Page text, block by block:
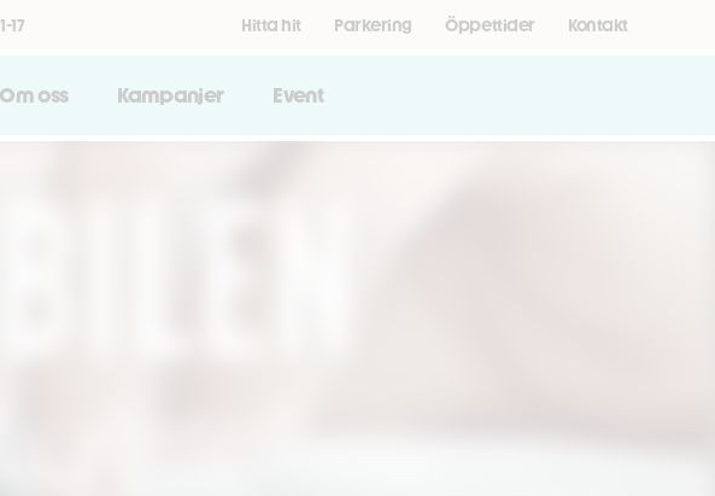
17 Hitta hit Parkering Öppettider Kontakt
Om oss Kampanjer Event